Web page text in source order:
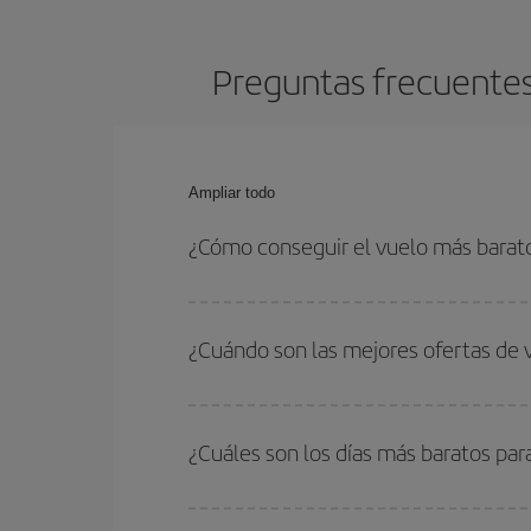
Preguntas
Ampliar todo
¿Cómo conseguir el vuelo más
con las fechas y horarios de ida y vuelta.
¿Cuándo son las mejores ofertas
periodos de vacaciones escolares son
precios encontrarás.
¿Cuáles son los días más baratos